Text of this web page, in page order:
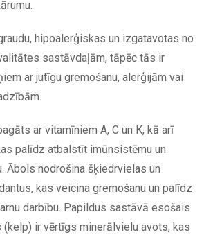
hipoalerģiskas un izgatavotas no
sastāvdaļām, tāpēc tās ir
ar jutīgu gremošanu, alerģijām vai
ar vitamīniem A, C un K, kā arī
palīdz atbalstīt imūnsistēmu un
Ābols nodrošina šķiedrvielas un
kas veicina gremošanu un palīdz
darbību. Papildus sastāvā esošais
(kelp) ir vērtīgs minerālvielu avots, kas